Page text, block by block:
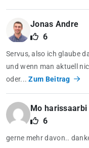
Jonas Andre
6
Servus, also ich glaube
und wenn man aktuell
oder...Zum Beitrag
Mo harissaarbi
6
gerne mehr davon..